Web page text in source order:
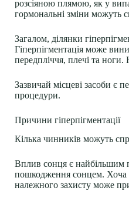
розсіяною плямою, як у
гормональні зміни можуть
Загалом, ділянки
Гіперпігментація може
передпліччя, плечі та ноги.
Зазвичай місцеві засоби є
процедури.
Причини гіперпігментації
Кілька чинників можуть
Вплив сонця є найбільшим
пошкодження сонцем. Хоча
належного захисту може